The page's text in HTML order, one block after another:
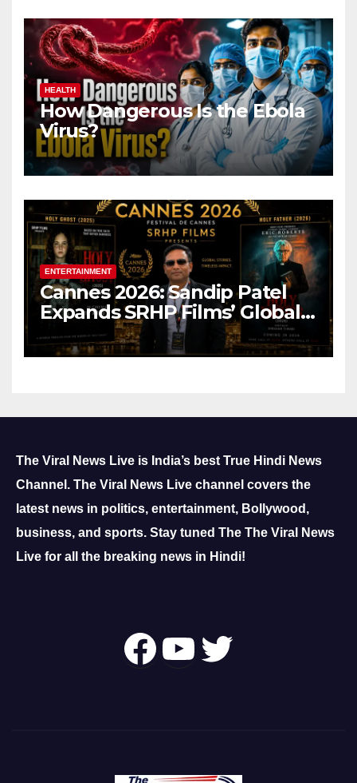
HEALTH
How Dangerous Is the Ebola
Virus?
ENTERTAINMENT
Cannes 2026: Sandip Patel
Expands SRHP Films’ Global
Reach
The Viral News Live is India’s best True Hindi News
Channel. The Viral News Live channel covers the
latest news in politics, entertainment, Bollywood,
business, and sports. Stay tuned The The Viral News
Live for all the breaking news in Hindi!
Follow Us OnYouTube
Twitter